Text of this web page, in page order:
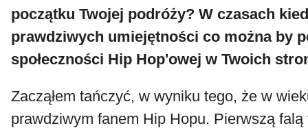
początku Twojej podróży? W czasach
prawdziwych umiejętności co można by
społeczności Hip Hop'owej w Twoich
Zacząłem tańczyć, w wyniku tego, że w
prawdziwym fanem Hip Hopu. Pierwszą falą